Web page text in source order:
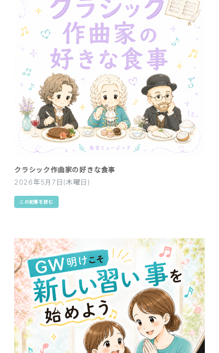
クラシック作曲家の好きな食事
2026年5月7日(木曜日)
この記事を読む